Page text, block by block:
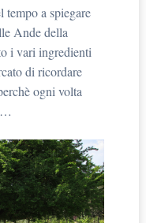
tempo a spiegare
Ande della
i vari ingredienti
di ricordare
ogni volta